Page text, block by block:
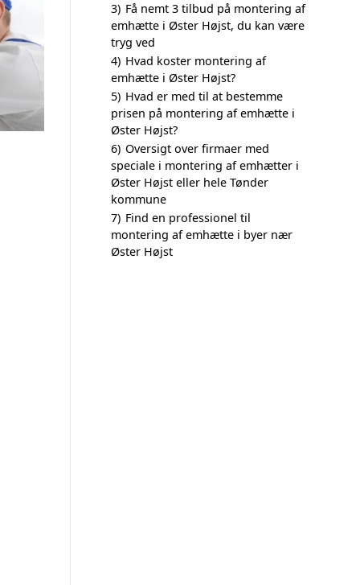
3) Få nemt 3 tilbud på montering af
emhætte i Øster Højst, du kan være
tryg ved
4) Hvad koster montering af
emhætte i Øster Højst?
5) Hvad er med til at bestemme
prisen på montering af emhætte i
Øster Højst?
6) Oversigt over firmaer med
speciale i montering af emhætter i
Øster Højst eller hele Tønder
kommune
7) Find en professionel til
montering af emhætte i byer nær
Øster Højst